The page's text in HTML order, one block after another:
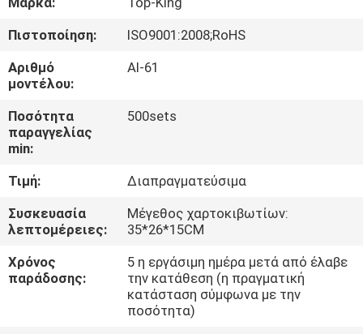
ΕΠΙΣΚΈΨΕΙΣ
ΣΤΟ
ΕΡΓΟΣΤΆΣΙΟ
ΈΛΕΓΧΟΣ
ΠΟΙΌΤΗΤΑΣ
ΕΠΙΚΟΙΝΩΝΉΣΤΕ
ΜΑΖΊ
ΜΑΣ
Πιστοποίηση:
ISO9001:2008;RoHS
Αριθμό
μοντέλου:
Al-61
Ποσότητα
παραγγελίας
min:
500sets
Τιμή:
Διαπραγματεύσιμα
Συσκευασία
λεπτομέρειες:
Μέγεθος χαρτοκιβωτίων:
35*26*15CM
Χρόνος
παράδοσης:
5 η εργάσιμη ημέρα μετά από έλαβε
την κατάθεση (η πραγματική
κατάσταση σύμφωνα με την
ποσότητα)